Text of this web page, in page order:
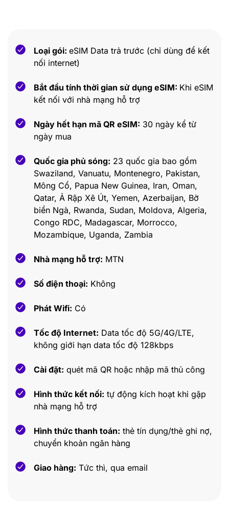
Loại gói: eSIM Data trả trước (chỉ dùng để kết
nối internet)
Bắt đầu tính thời gian sử dụng eSIM: Khi eSIM
kết nối với nhà mạng hỗ trợ
Ngày hết hạn mã QR eSIM: 30 ngày kể từ
ngày mua
Quốc gia phủ sóng: 23 quốc gia bao gồm
Swaziland, Vanuatu, Montenegro, Pakistan,
Mông Cổ, Papua New Guinea, Iran, Oman,
Qatar, Ả Rập Xê Út, Yemen, Azerbaijan, Bờ
biển Ngà, Rwanda, Sudan, Moldova, Algeria,
Congo RDC, Madagascar, Morrocco,
Mozambique, Uganda, Zambia
Nhà mạng hỗ trợ: MTN
Số điện thoại: Không
Phát Wifi: Có
Tốc độ Internet: Data tốc độ 5G/4G/LTE,
không giới hạn data tốc độ 128kbps
Cài đặt: quét mã QR hoặc nhập mã thủ công
Hình thức kết nối: tự động kích hoạt khi gặp
nhà mạng hỗ trợ
Hình thức thanh toán: thẻ tín dụng/thẻ ghi nợ,
chuyển khoản ngân hàng
Giao hàng: Tức thì, qua email